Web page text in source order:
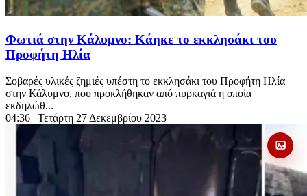
Φωτιά στην Κάλυμνο: Κάηκε το εκκλησάκι του
Προφήτη Ηλία
Σοβαρές υλικές ζημιές υπέστη το εκκλησάκι του Προφήτη Ηλία
στην Κάλυμνο, που προκλήθηκαν από πυρκαγιά η οποία
εκδηλώθ...
04:36 | Τετάρτη 27 Δεκεμβρίου 2023